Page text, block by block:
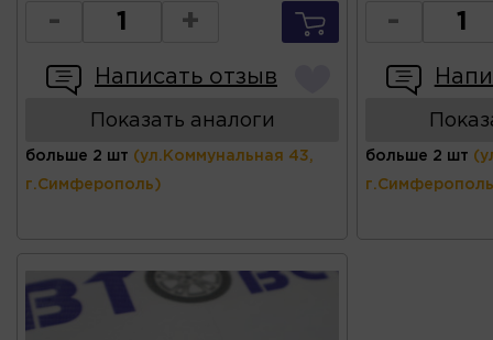
- +
Написать отзыв
Показать аналоги
больше 2 шт (ул.Коммунальная 43,
г.Симферополь)
-
больше 2 шт